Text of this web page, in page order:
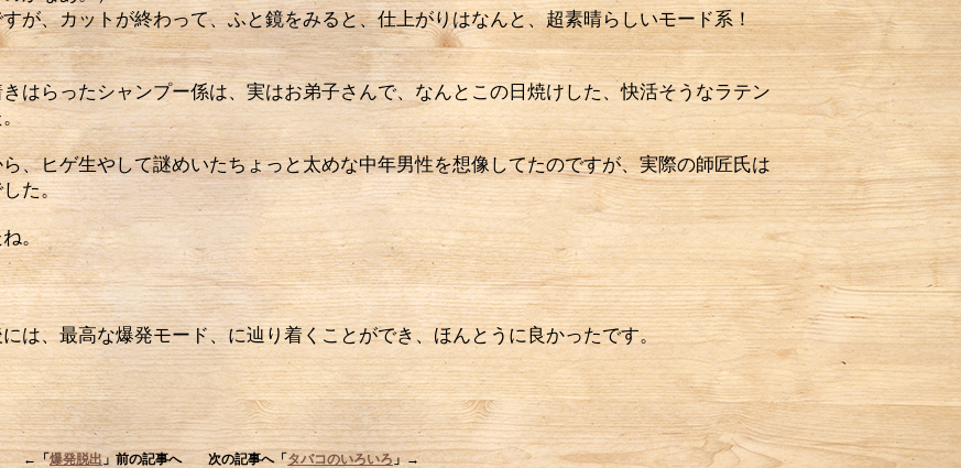
が、カットが終わって、ふと鏡をみると、仕上がりはなんと、超素晴らしいモード系！
らったシャンプー係は、実はお弟子さんで、なんとこの日焼けした、快活そうなラテン
ヒゲ生やして謎めいたちょっと太めな中年男性を想像してたのですが、実際の師匠氏は
た。
。
は、最高な爆発モード、に辿り着くことができ、ほんとうに良かったです。
←「爆発脱出」前の記事へ 次の記事へ「タバコのいろいろ」→